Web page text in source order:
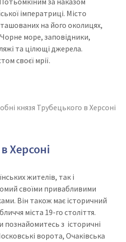
імператриці. Місто
на його околицях,
море, заповідники,
та цілющі джерела.
своєї мрії.
князя Трубецького в Херсоні
Херсоні
жителів, так і
своїми привабливими
Він також має історичний
міста 19-го століття.
з історичні
ворота, Очаківська